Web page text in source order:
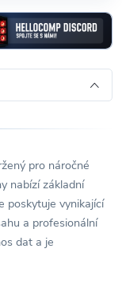
pro náročné
nabízí základní
poskytuje vynikající
a profesionální
dat a je